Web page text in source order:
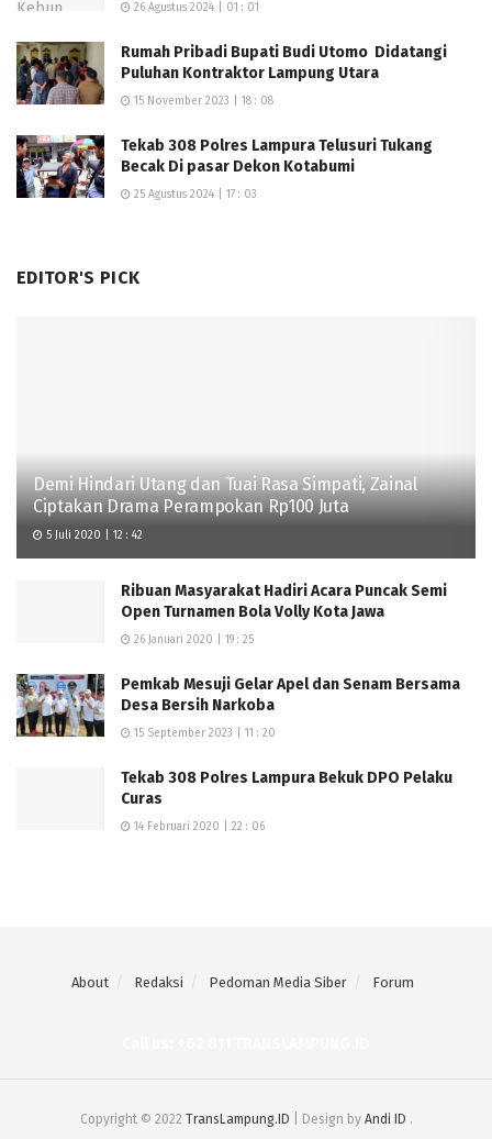
26 Agustus 2024 | 01 : 01
Rumah Pribadi Bupati Budi Utomo Didatangi
Puluhan Kontraktor Lampung Utara
15 November 2023 | 18 : 08
Tekab 308 Polres Lampura Telusuri Tukang
Becak Di pasar Dekon Kotabumi
25 Agustus 2024 | 17 : 03
EDITOR'S PICK
Demi Hindari Utang dan Tuai Rasa Simpati, Zainal
Ciptakan Drama Perampokan Rp100 Juta
5 Juli 2020 | 12 : 42
Ribuan Masyarakat Hadiri Acara Puncak Semi
Open Turnamen Bola Volly Kota Jawa
26 Januari 2020 | 19 : 25
Pemkab Mesuji Gelar Apel dan Senam Bersama
Desa Bersih Narkoba
15 September 2023 | 11 : 20
Tekab 308 Polres Lampura Bekuk DPO Pelaku
Curas
14 Februari 2020 | 22 : 06
About Redaksi Pedoman Media Siber Forum
Copyright © 2022 TransLampung.ID | Design by Andi ID .